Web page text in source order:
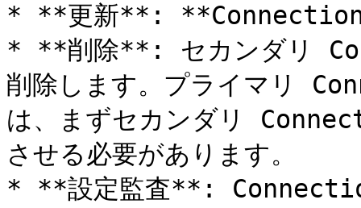
* **更新**: **Connection
* **削除**: セカンダリ
削除します。プライマリ
は、まずセカンダリ
させる必要があります。
* **設定監査**: